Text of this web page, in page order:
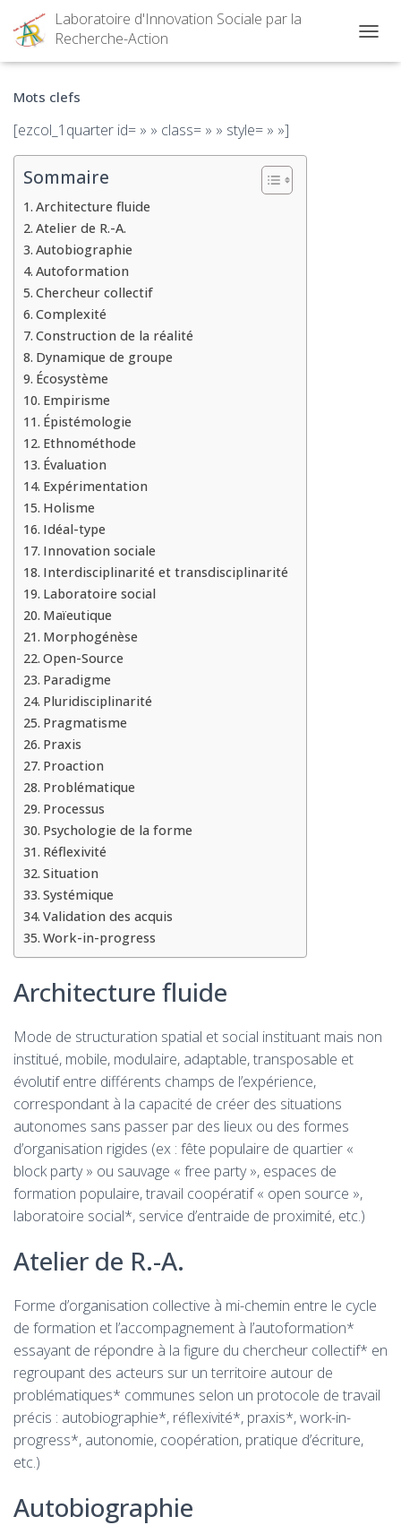
Laboratoire d'Innovation Sociale par la
Recherche-Action
Mots clefs
[ezcol_1quarter id= » » class= » » style= » »]
Sommaire
Architecture fluide
Atelier de R.-A.
Autobiographie
Autoformation
Chercheur collectif
Complexité
Construction de la réalité
Dynamique de groupe
Écosystème
Empirisme
Épistémologie
Ethnométhode
Évaluation
Expérimentation
Holisme
Idéal-type
Innovation sociale
Interdisciplinarité et transdisciplinarité
Laboratoire social
Maïeutique
Morphogénèse
Open-Source
Paradigme
Pluridisciplinarité
Pragmatisme
Praxis
Proaction
Problématique
Processus
Psychologie de la forme
Réflexivité
Situation
Systémique
Validation des acquis
Work-in-progress
Architecture fluide
Mode de structuration spatial et social instituant mais non
institué, mobile, modulaire, adaptable, transposable et
évolutif entre différents champs de l’expérience,
correspondant à la capacité de créer des situations
autonomes sans passer par des lieux ou des formes
d’organisation rigides (ex : fête populaire de quartier «
block party » ou sauvage « free party », espaces de
formation populaire, travail coopératif « open source »,
laboratoire social*, service d’entraide de proximité, etc.)
Atelier de R.-A.
Forme d’organisation collective à mi-chemin entre le cycle
de formation et l’accompagnement à l’autoformation*
essayant de répondre à la figure du chercheur collectif* en
regroupant des acteurs sur un territoire autour de
problématiques* communes selon un protocole de travail
précis : autobiographie*, réflexivité*, praxis*, work-in-
progress*, autonomie, coopération, pratique d’écriture,
etc.)
Autobiographie